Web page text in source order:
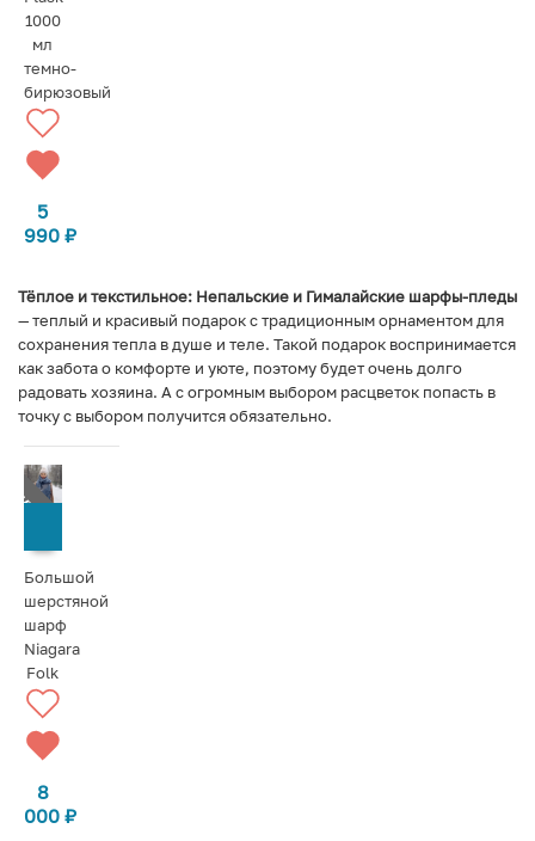
1000
мл
темно-
бирюзовый
5
990 ₽
Тёплое и текстильное: Непальские и Гималайские шарфы-пледы
— теплый и красивый подарок с традиционным орнаментом для
сохранения тепла в душе и теле. Такой подарок воспринимается
как забота о комфорте и уюте, поэтому будет очень долго
радовать хозяина. А с огромным выбором расцветок попасть в
точку с выбором получится обязательно.
Большой
шерстяной
шарф
Niagara
Folk
8
000 ₽